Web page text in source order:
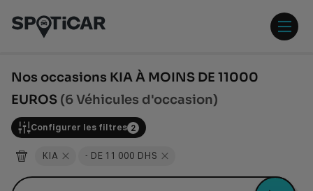
contenu
pied
Nos occasions KIA À MOINS DE 11000
EUROS (6 Véhicules d'occasion)
Configurer les filtres 2
KIA - DE 11 000 DHS
Je veux une voiture électrique récente